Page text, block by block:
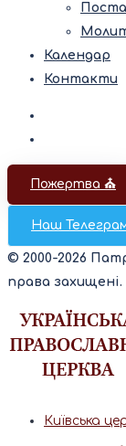
Календар
Контакти
Пожертва ⛪️
Наш
© 2000-2026
права захищені.
Київська